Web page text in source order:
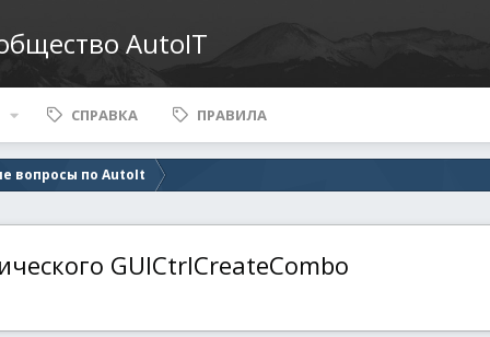
AutoIT
СПРАВКА ПРАВИЛА
вопросы по AutoIt
GUICtrlCreateCombo